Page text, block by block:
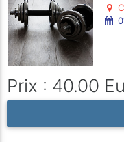
Prix : 40.00